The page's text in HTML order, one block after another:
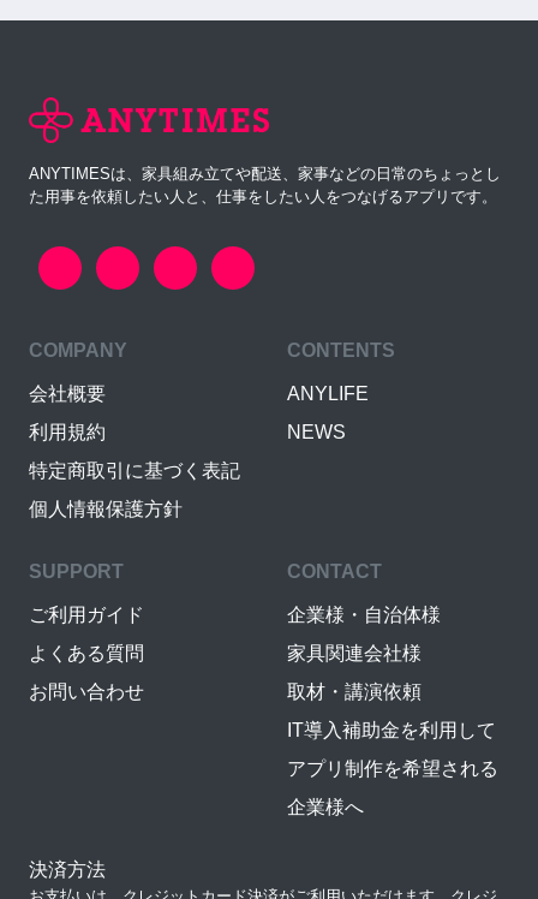
ANYTIMESは、家具組み立てや配送、家事などの日常のちょっとし
た用事を依頼したい人と、仕事をしたい人をつなげるアプリです。
COMPANY
会社概要
利用規約
特定商取引に基づく表記
個人情報保護方針
CONTENTS
ANYLIFE
NEWS
SUPPORT
ご利用ガイド
よくある質問
お問い合わせ
CONTACT
企業様・自治体様
家具関連会社様
取材・講演依頼
IT導入補助金を利用して
アプリ制作を希望される
企業様へ
決済方法